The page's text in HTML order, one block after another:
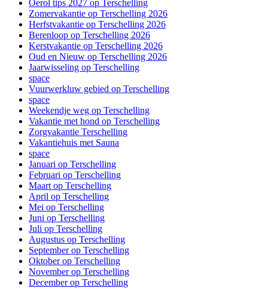
Oerol tips 2027 op Terschelling
Zomervakantie op Terschelling 2026
Herfstvakantie op Terschelling 2026
Berenloop op Terschelling 2026
Kerstvakantie op Terschelling 2026
Oud en Nieuw op Terschelling 2026
Jaarwisseling op Terschelling
space
Vuurwerkluw gebied op Terschelling
space
Weekendje weg op Terschelling
Vakantie met hond op Terschelling
Zorgvakantie Terschelling
Vakantiehuis met Sauna
space
Januari op Terschelling
Februari op Terschelling
Maart op Terschelling
April op Terschelling
Mei op Terschelling
Juni op Terschelling
Juli op Terschelling
Augustus op Terschelling
September op Terschelling
Oktober op Terschelling
November op Terschelling
December op Terschelling